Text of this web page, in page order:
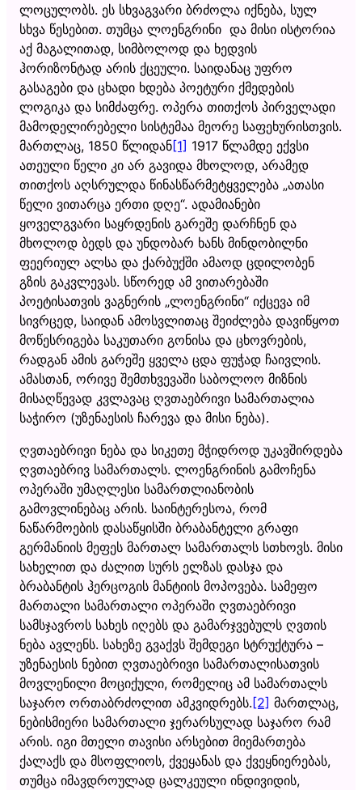
ლოცულობს. ეს სხვაგვარი ბრძოლა იქნება, სულ
სხვა წესებით. თუმცა ლოენგრინი და მისი ისტორია
აქ მაგალითად, სიმბოლოდ და ხედვის
ჰორიზონტად არის ქცეული. საიდანაც უფრო
გასაგები და ცხადი ხდება პოეტური ქმედების
ლოგიკა და სიმძაფრე. ოპერა თითქოს პირველადი
მამოდელირებელი სისტემაა მეორე საფეხურისთვის.
მართლაც, 1850 წლიდან[1] 1917 წლამდე ექვსი
ათეული წელი კი არ გავიდა მხოლოდ, არამედ
თითქოს აღსრულდა წინასწარმეტყველება „ათასი
წელი ვითარცა ერთი დღე“. ადამიანები
ყოველგვარი საყრდენის გარეშე დარჩნენ და
მხოლოდ ბედს და უნდობარ ხანს მინდობილნი
ფეერიულ ალსა და ქარბუქში ამაოდ ცდილობენ
გზის გაკვლევას. სწორედ ამ ვითარებაში
პოეტისათვის ვაგნერის „ლოენგრინი“ იქცევა იმ
სივრცედ, საიდან ამოსვლითაც შეიძლება დავიწყოთ
მოწესრიგება საკუთარი გონისა და ცხოვრების,
რადგან ამის გარეშე ყველა ცდა ფუჭად ჩაივლის.
ამასთან, ორივე შემთხვევაში საბოლოო მიზნის
მისაღწევად კვლავაც ღვთაებრივი სამართალია
საჭირო (უზენაესის ჩარევა და მისი ნება).
ღვთაებრივი ნება და სიკეთე მჭიდროდ უკავშირდება
ღვთაებრივ სამართალს. ლოენგრინის გამოჩენა
ოპერაში უმაღლესი სამართლიანობის
გამოვლინებაც არის. საინტერესოა, რომ
ნაწარმოების დასაწყისში ბრაბანტელი გრაფი
გერმანიის მეფეს მართალ სამართალს სთხოვს. მისი
სახელით და ძალით სურს ელზას დასჯა და
ბრაბანტის ჰერცოგის მანტიის მოპოვება. სამეფო
მართალი სამართალი ოპერაში ღვთაებრივი
სამსჯავროს სახეს იღებს და გამარჯვებულს ღვთის
ნება ავლენს. სახეზე გვაქვს შემდეგი სტრუქტურა –
უზენაესის ნებით ღვთაებრივი სამართალისათვის
მოვლენილი მოციქული, რომელიც ამ სამართალს
საჯარო ორთაბრძოლით ამკვიდრებს.[2] მართლაც,
ნებისმიერი სამართალი ჯერარსულად საჯარო რამ
არის. იგი მთელი თავისი არსებით მიემართება
ქალაქს და მსოფლიოს, ქვეყანას და ქვეყნიერებას,
თუმცა იმავდროულად ცალკეული ინდივიდის,